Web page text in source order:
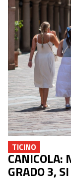
TICINO
CANICOLA:
GRADO 3,